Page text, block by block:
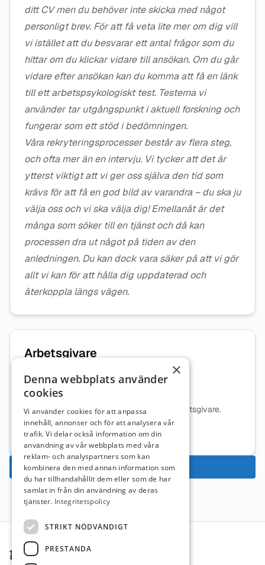
ditt CV men du behöver inte skicka med något
personligt brev. För att få veta lite mer om dig vill
vi istället att du besvarar ett antal frågor som du
hittar om du klickar vidare till ansökan. Om du går
vidare efter ansökan kan du komma att få en länk
till ett arbetspsykologiskt test. Testerna vi
använder tar utgångspunkt i aktuell forskning och
fungerar som ett stöd i bedömningen.
Våra rekryteringsprocesser består av flera steg,
och ofta mer än en intervju. Vi tycker att det är
ytterst viktigt att vi ger oss själva den tid som
krävs för att få en god bild av varandra – du ska ju
välja oss och vi ska välja dig! Emellanåt är det
många som söker till en tjänst och då kan
processen dra ut något på tiden av den
anledningen. Du kan dock vara säker på att vi gör
allt vi kan för att hålla dig uppdaterad och
återkoppla längs vägen.
Arbetsgivare
Watma Education AB
Ingen beskrivning tillgänglig för denna arbetsgivare.
Mer information om arbetsgivaren
Ansök nu
Sidfot
×
Denna webbplats använder
cookies
Vi använder cookies för att anpassa
innehåll, annonser och för att analysera vår
trafik. Vi delar också information om din
användning av vår webbplats med våra
reklam- och analyspartners som kan
kombinera den med annan information som
du har tillhandahållit dem eller som de har
samlat in från din användning av deras
tjänster. Integritetspolicy
STRIKT NÖDVÄNDIGT
PRESTANDA